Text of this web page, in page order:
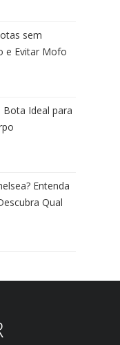
sem
e Evitar Mofo
Bota Ideal para
Entenda
Qual